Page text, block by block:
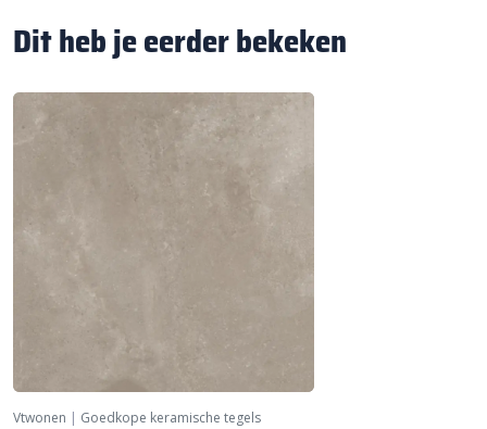
Dit heb je eerder bekeken
Vtwonen | Goedkope keramische tegels